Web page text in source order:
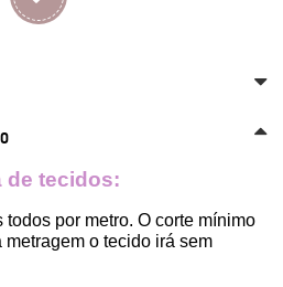
de tecidos:
por metro. O corte mínimo
o tecido irá sem